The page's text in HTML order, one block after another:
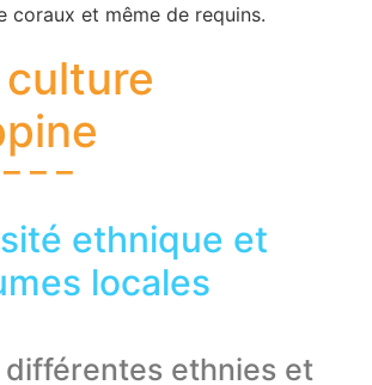
coraux et même de requins.
ethnique et
locales
différentes ethnies et